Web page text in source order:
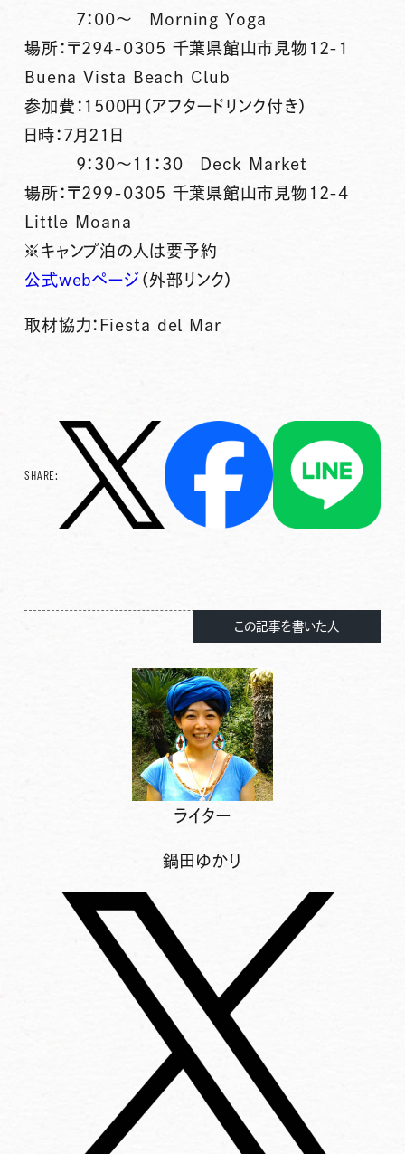
7：00～ Morning Yoga
場所：〒294-0305 千葉県館山市見物12-1
Buena Vista Beach Club
参加費：1500円（アフタードリンク付き）
日時：7月21日
9：30～11：30 Deck Market
場所：〒299-0305 千葉県館山市見物12-4
Little Moana
※キャンプ泊の人は要予約
公式webページ （外部リンク）
取材協力：Fiesta del Mar
SHARE:
この記事を書いた人
ライター
鍋田ゆかり